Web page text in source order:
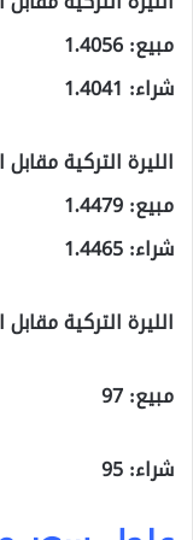
مبيع: 1.4056
شراء: 1.4041
الليرة التركية
مبيع: 1.4479
شراء: 1.4465
الليرة التركية
مبيع: 97
شراء: 95